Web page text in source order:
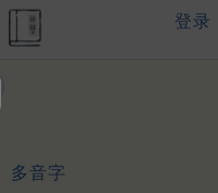
登录
多音字